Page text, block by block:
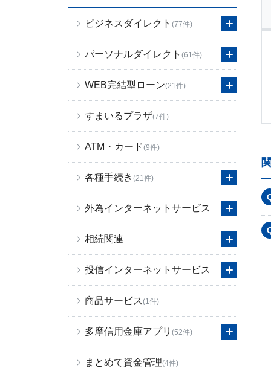
ビジネスダイレクト (77件)
パーソナルダイレクト (61件)
WEB完結型ローン(21件)
すまいるプラザ(7件)
ATM・カード(9件)
各種手続き (21件)
外為インターネットサービス
相続関連
投信インターネットサービス
商品サービス(1件)
多摩信用金庫アプリ (52件)
まとめて資金管理(4件)